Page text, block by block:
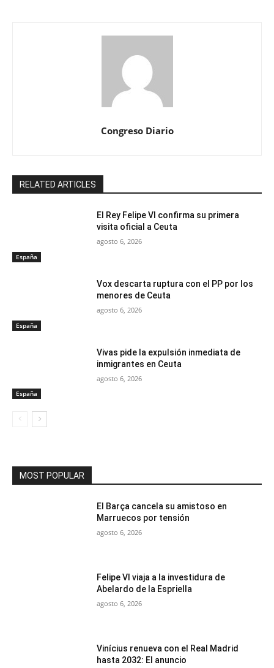
Congreso Diario
RELATED ARTICLES
España
El Rey Felipe VI confirma su primera
visita oficial a Ceuta
agosto 6, 2026
España
Vox descarta ruptura con el PP por los
menores de Ceuta
agosto 6, 2026
España
Vivas pide la expulsión inmediata de
inmigrantes en Ceuta
agosto 6, 2026
MOST POPULAR
El Barça cancela su amistoso en
Marruecos por tensión
agosto 6, 2026
Felipe VI viaja a la investidura de
Abelardo de la Espriella
agosto 6, 2026
Vinícius renueva con el Real Madrid
hasta 2032: El anuncio